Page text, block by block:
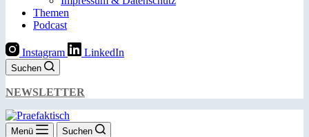
Themen
Podcast
Instagram LinkedIn
Suchen
NEWSLETTER
Menü Suchen